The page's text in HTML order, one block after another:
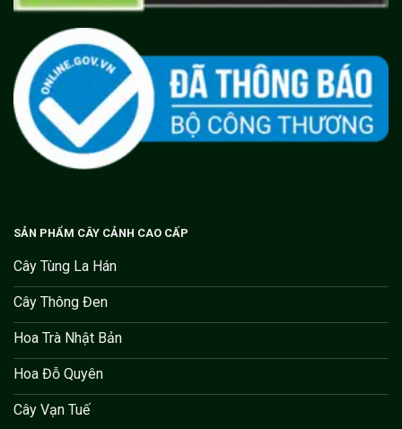
SẢN PHẨM CÂY CẢNH CAO CẤP
Cây Tùng La Hán
Cây Thông Đen
Hoa Trà Nhật Bản
Hoa Đỗ Quyên
Cây Vạn Tuế